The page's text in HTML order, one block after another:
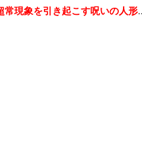
常現象を引き起こす呪いの人形